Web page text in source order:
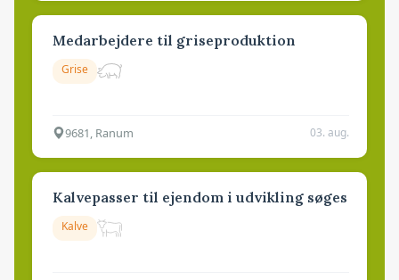
Medarbejdere til griseproduktion
Grise
9681, Ranum 03. aug.
Kalvepasser til ejendom i udvikling søges
Kalve